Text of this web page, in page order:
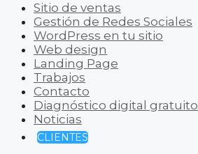
Sitio de ventas
Gestión de Redes Sociales
WordPress en tu sitio
Web design
Landing Page
Trabajos
Contacto
Diagnóstico digital gratuito
Noticias
CLIENTES